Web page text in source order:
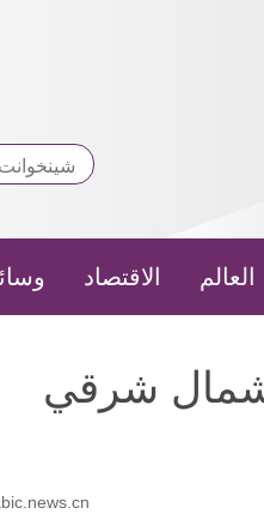
العالم الاقتصاد
شمال شرقي